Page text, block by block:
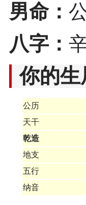
男命：
八字：
你的生
公历
天干
乾造
地支
五行
纳音